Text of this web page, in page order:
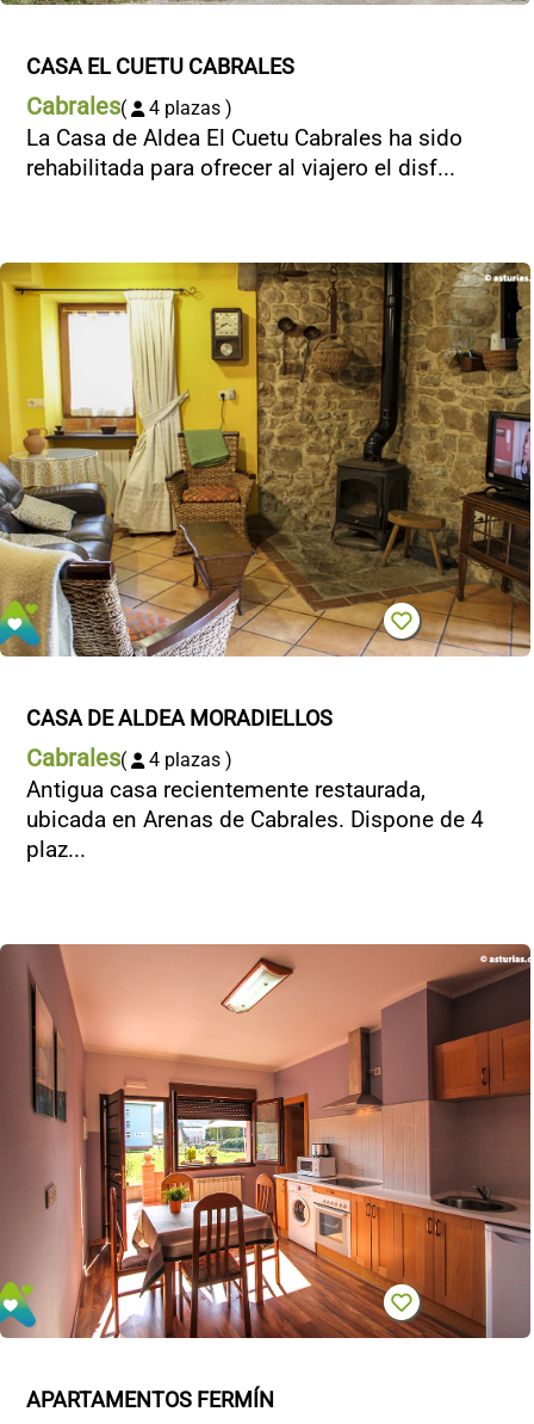
CASA EL CUETU CABRALES
Cabrales( 4 plazas )
La Casa de Aldea El Cuetu Cabrales ha sido
rehabilitada para ofrecer al viajero el disf...
CASA DE ALDEA MORADIELLOS
Cabrales( 4 plazas )
Antigua casa recientemente restaurada,
ubicada en Arenas de Cabrales. Dispone de 4
plaz...
APARTAMENTOS FERMÍN